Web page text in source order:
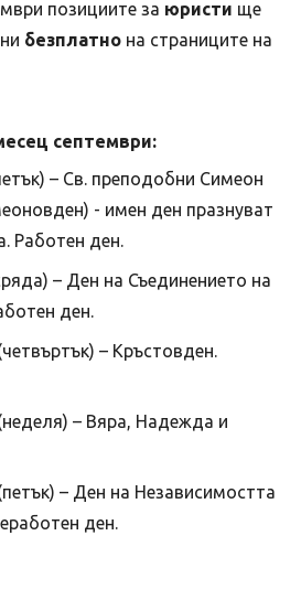
позициите за юристи ще
безплатно на страниците на
септември:
– Св. преподобни Симеон
- имен ден празнуват
Работен ден.
– Ден на Съединението на
ден.
– Кръстовден.
– Вяра, Надежда и
– Ден на Независимостта
ден.